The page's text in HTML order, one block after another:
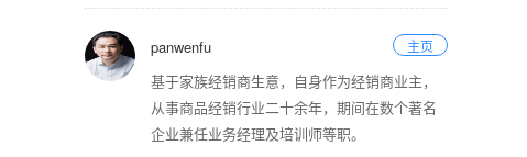
主页
panwenfu
基于家族经销商生意，自身作为经销商业主，
从事商品经销行业二十余年，期间在数个著名
企业兼任业务经理及培训师等职。